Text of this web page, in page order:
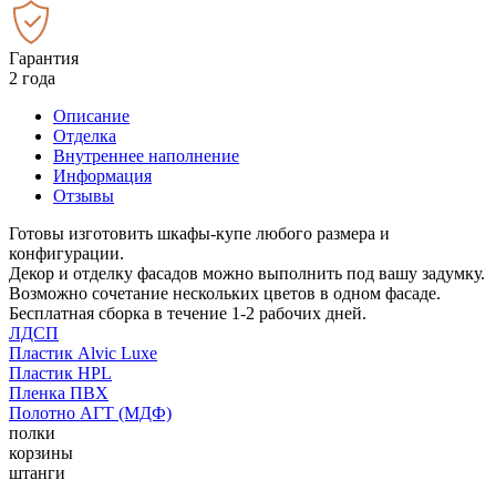
Гарантия
2 года
Описание
Отделка
Внутреннее наполнение
Информация
Отзывы
Готовы изготовить шкафы-купе любого размера и
конфигурации.
Декор и отделку фасадов можно выполнить под вашу задумку.
Возможно сочетание нескольких цветов в одном фасаде.
Бесплатная сборка в течение 1-2 рабочих дней.
ЛДСП
Пластик Alvic Luxe
Пластик HPL
Пленка ПВХ
Полотно АГТ (МДФ)
полки
корзины
штанги